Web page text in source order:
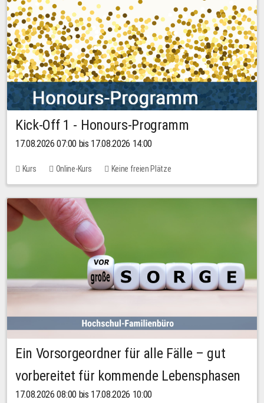
Kick-Off 1 - Honours-Programm
17.08.2026 07:00 bis 17.08.2026 14:00
Kurs Online-Kurs Keine freien Plätze
Ein Vorsorgeordner für alle Fälle – gut
vorbereitet für kommende Lebensphasen
17.08.2026 08:00 bis 17.08.2026 10:00